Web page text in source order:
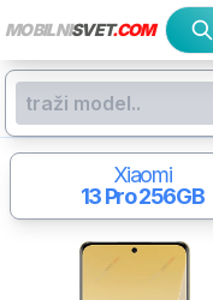
MOBILNISVET.COM
Xiaomi
13 Pro256GB